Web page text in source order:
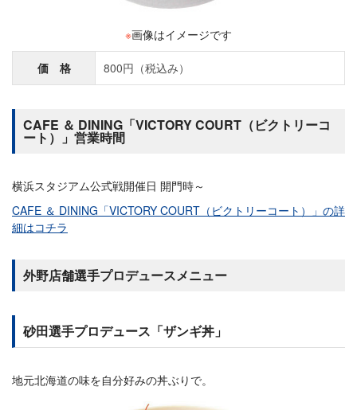
※画像はイメージです
価 格 800円（税込み）
CAFE ＆ DINING「VICTORY COURT（ビクトリーコ
ート）」営業時間
横浜スタジアム公式戦開催日 開門時～
CAFE ＆ DINING「VICTORY COURT（ビクトリーコート）」の詳
細はコチラ
外野店舗選手プロデュースメニュー
砂田選手プロデュース「ザンギ丼」
地元北海道の味を自分好みの丼ぶりで。